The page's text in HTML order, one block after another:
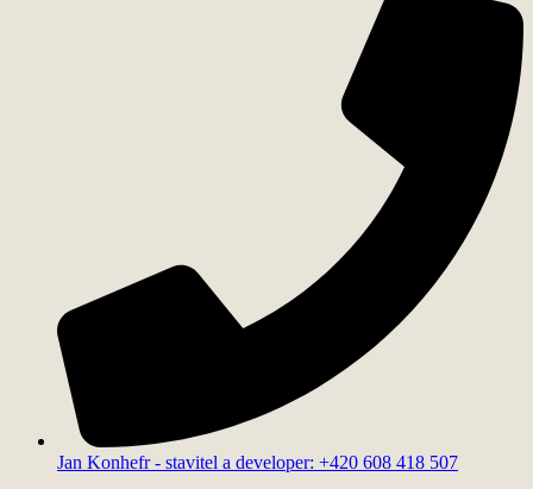
Jan Konhefr - stavitel a developer: +420 608 418 507